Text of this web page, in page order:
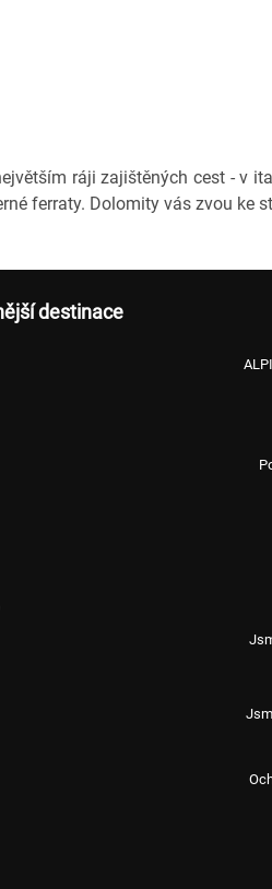
ráji zajištěných cest - v
ferraty. Dolomity vás zvou ke
destinace